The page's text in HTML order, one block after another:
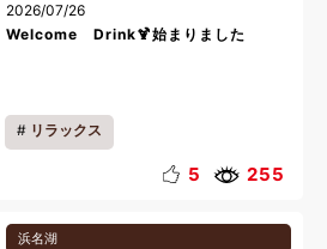
2026/07/26
Welcome Drink🍹始まりました
リラックス
5 255
浜名湖